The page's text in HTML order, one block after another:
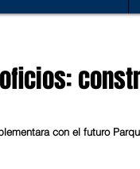
con el futuro